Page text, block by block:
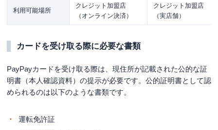
利用可能場所
クレジット加盟店
（オンライン決済）
クレジット加盟店
（実店舗）
カードを受け取る際に必要な書類
PayPayカードを受け取る際は、現住所が記載された公的な証
明書（本人確認資料）の提示が必要です。公的証明書として認
められるのは以下のような書類です。
運転免許証